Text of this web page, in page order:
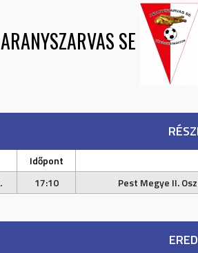
ARANYSZARVAS SE
Időpont
17:10 Pest Megye II.